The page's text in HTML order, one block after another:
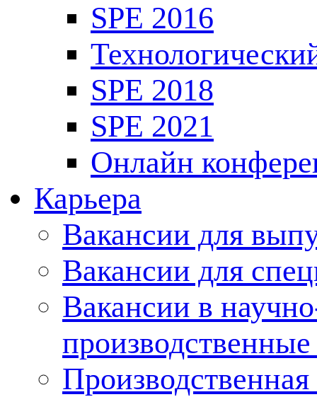
SPE 2016
SPE 2018
SPE 2021
Онлайн
Карьера
Вакансии для
Вакансии для
Вакансии в
Производственная